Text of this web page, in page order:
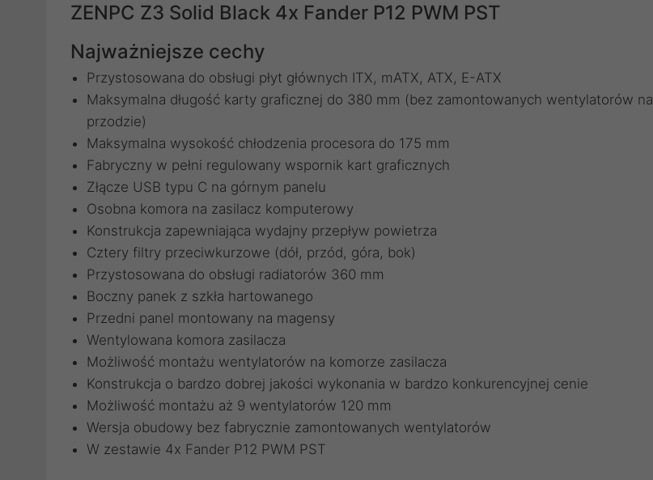
ZENPC Z3 Solid Black 4x Fander P12 PWM PST
Najważniejsze cechy
Przystosowana do obsługi płyt głównych ITX, mATX, ATX, E-ATX
Maksymalna długość karty graficznej do 380 mm (bez zamontowanych wentylatorów na
przodzie)
Maksymalna wysokość chłodzenia procesora do 175 mm
Fabryczny w pełni regulowany wspornik kart graficznych
Złącze USB typu C na górnym panelu
Osobna komora na zasilacz komputerowy
Konstrukcja zapewniająca wydajny przepływ powietrza
Cztery filtry przeciwkurzowe (dół, przód, góra, bok)
Przystosowana do obsługi radiatorów 360 mm
Boczny panek z szkła hartowanego
Przedni panel montowany na magensy
Wentylowana komora zasilacza
Możliwość montażu wentylatorów na komorze zasilacza
Konstrukcja o bardzo dobrej jakości wykonania w bardzo konkurencyjnej cenie
Możliwość montażu aż 9 wentylatorów 120 mm
Wersja obudowy bez fabrycznie zamontowanych wentylatorów
W zestawie 4x Fander P12 PWM PST